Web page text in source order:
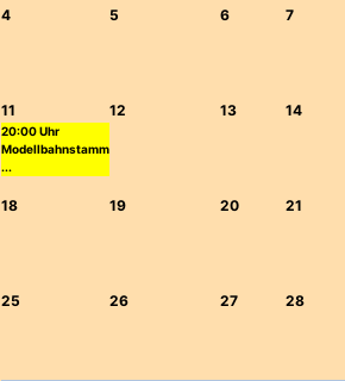
4 5 6 7
11
20:00 Uhr
Modellbahnstamm
...
12 13 14
18 19 20 21
25 26 27 28